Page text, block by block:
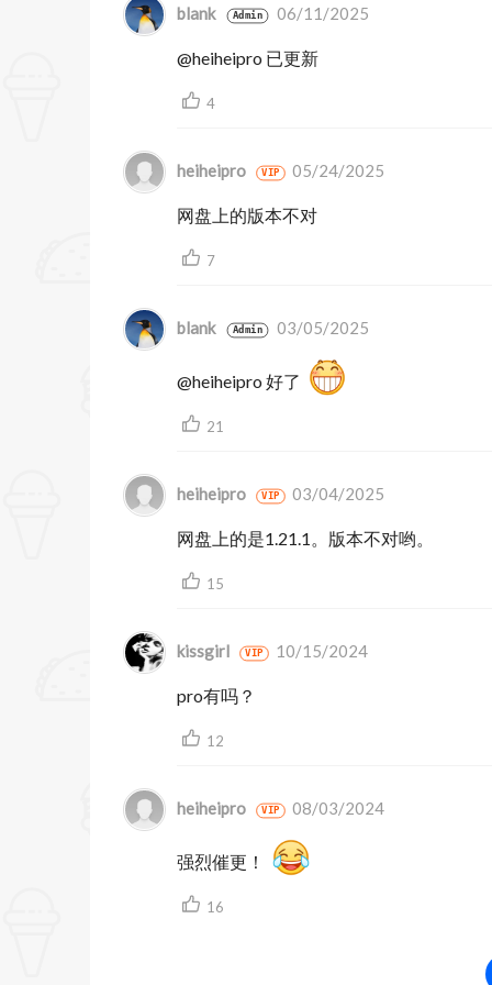
编辑工具的速度不取决于应用于图像的
用于局部调整的基本局部遮罩工具
亮度掩蔽
基于人工智能的遮罩
人像背景去除
AI 电源线拆除
基于图像深度的AI Relight
天空替换AI
结构AI
皮肤增强剂AI
作品AI
气氛AI
与移动助手的移动共享
编辑工具数量
人工智能工具数量
blank Admin 06/11/2025
@heiheipro 已更新
4
heiheipro VIP 05/24/2025
网盘上的版本不对
7
blank Admin 03/05/2025
@heiheipro 好了
21
heiheipro VIP 03/04/2025
网盘上的是1.21.1。版本不对哟。
15
kissgirl VIP 10/15/2024
pro有吗？
12
heiheipro VIP 08/03/2024
强烈催更！
16